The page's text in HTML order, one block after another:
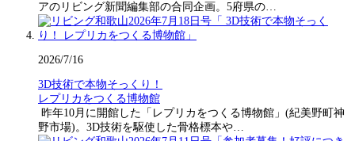
アのリビング新聞編集部の合同企画。5府県の…
2026/7/16
3D技術で本物そっくり！
レプリカをつくる博物館
昨年10月に開館した「レプリカをつくる博物館」(紀美野町神
野市場)。3D技術を駆使した骨格標本や…